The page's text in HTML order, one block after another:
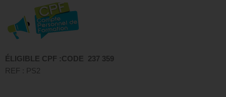
ÉLIGIBLE CPF :CODE 237 359
REF : PS2